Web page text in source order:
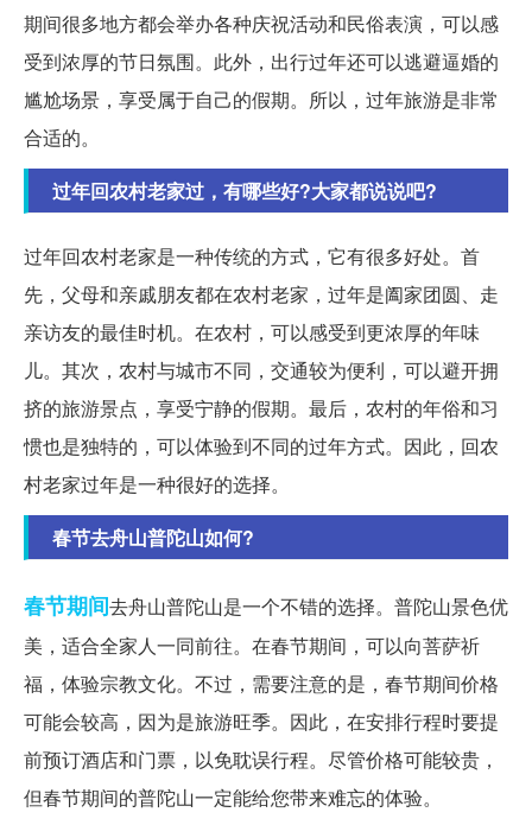
期间很多地方都会举办各种庆祝活动和民俗表演，可以感
受到浓厚的节日氛围。此外，出行过年还可以逃避逼婚的
尴尬场景，享受属于自己的假期。所以，过年旅游是非常
合适的。
过年回农村老家过，有哪些好?大家都说说吧?
过年回农村老家是一种传统的方式，它有很多好处。首
先，父母和亲戚朋友都在农村老家，过年是阖家团圆、走
亲访友的最佳时机。在农村，可以感受到更浓厚的年味
儿。其次，农村与城市不同，交通较为便利，可以避开拥
挤的旅游景点，享受宁静的假期。最后，农村的年俗和习
惯也是独特的，可以体验到不同的过年方式。因此，回农
村老家过年是一种很好的选择。
春节去舟山普陀山如何?
春节期间去舟山普陀山是一个不错的选择。普陀山景色优
美，适合全家人一同前往。在春节期间，可以向菩萨祈
福，体验宗教文化。不过，需要注意的是，春节期间价格
可能会较高，因为是旅游旺季。因此，在安排行程时要提
前预订酒店和门票，以免耽误行程。尽管价格可能较贵，
但春节期间的普陀山一定能给您带来难忘的体验。